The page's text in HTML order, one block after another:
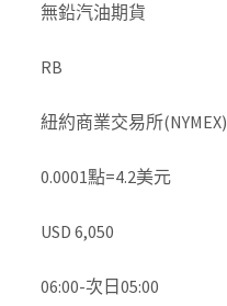
無鉛汽油期貨
RB
紐約商業交易所(NYMEX)
0.0001點=4.2美元
USD 6,050
06:00-次日05:00